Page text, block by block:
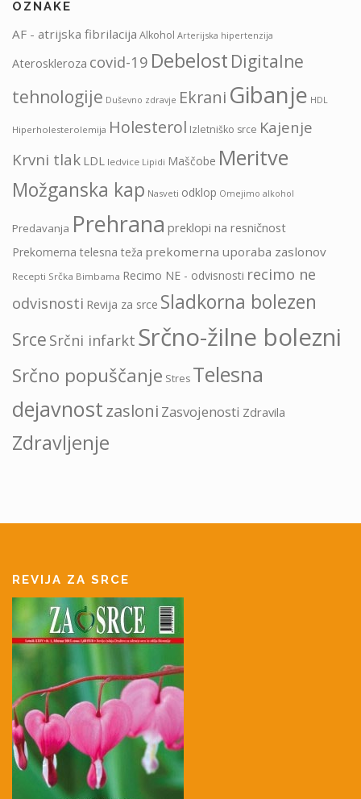
OZNAKE
AF - atrijska fibrilacija Alkohol Arterijska hipertenzija
Ateroskleroza covid-19 Debelost Digitalne
tehnologije Duševno zdravje Ekrani Gibanje HDL
Hiperholesterolemija Holesterol Izletniško srce Kajenje
Krvni tlak LDL ledvice Lipidi Maščobe Meritve
Možganska kap Nasveti odklop Omejimo alkohol
Predavanja Prehrana preklopi na resničnost
Prekomerna telesna teža prekomerna uporaba zaslonov
Recepti Srčka Bimbama Recimo NE - odvisnosti recimo ne
odvisnosti Revija za srce Sladkorna bolezen
Srce Srčni infarkt Srčno-žilne bolezni
Srčno popuščanje Stres Telesna
dejavnostzasloni Zasvojenosti Zdravila
Zdravljenje
REVIJA ZA SRCE